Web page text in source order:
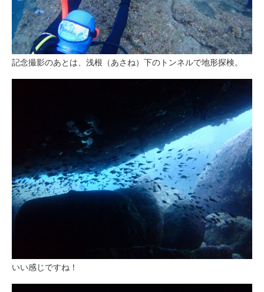
記念撮影のあとは、浅根（あさね）下のトンネルで地形探検。
いい感じですね！